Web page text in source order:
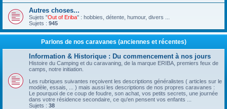
Autres choses...
Sujets "Out of Eriba" : hobbies, détente, humour, divers ...
Sujets : 945
Parlons de nos caravanes (anciennes et récentes)
Information & Historique : Du commencement à nos jours
Histoire du Camping et du caravaning, de la marque ERIBA, premiers feux de
camps, notre initiation.
Les rubriques suivantes reçoivent les descriptions généralistes ( articles sur le
modèle, essais, ... ) mais aussi les descriptions de nos propres caravanes :
Le pourquoi de ce coup de foudre, son achat, vos petits secrets, une journée
dans votre résidence secondaire, ce qu'en pensent vos enfants ...
Sujets : 38